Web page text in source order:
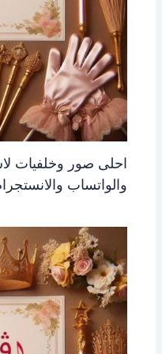
احلى صور وخلفيات
والواتساب